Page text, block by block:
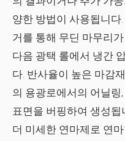
양한 방법이 사용됩니다
거를 통해 무딘 마무리
다음 광택 롤에서 냉간
다. 반사율이 높은 마감
의 용광로에서의 어닐
표면을 버핑하여 생성
더 미세한 연마제로 연